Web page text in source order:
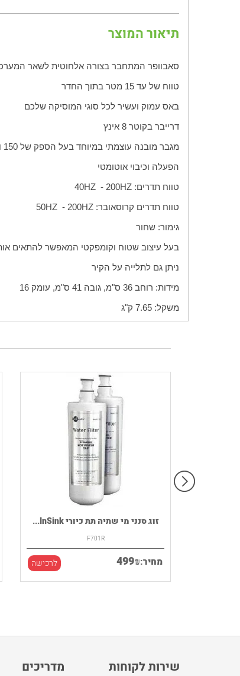
תיאור המוצר
סאבוופר המתחבר בצורה אלחוטית לשאר
טווח של עד 15 מטר בתוך החדר
באס עמוק ועשיר לכל סוגי המוסיקה שלכם
דרייבר בקוטר 8 אינץ
מגבר מובנה עוצמתי במיוחד בעל הספק של 150 וואט
הפעלה וכיבוי אוטומטי
טווח תדרים: HZ
200 -
HZ
40
טווח תדרים קרוסאובר: HZ
200 -
HZ
50
גימור: שחור
בעל עיצוב שטוח וקומפקטי המאפשר להתאים
ניתן גם לתלייה על הקיר
מידות: רוחב 36 ס"מ, גובה 41 ס"מ, עומק 16
משקל: 7.65 ק"ג
זוג סנני מי שתיה תת כיורי InSink...
F701R
מחיר: 499₪ לרכישה
מדריכים שירות לקוחות